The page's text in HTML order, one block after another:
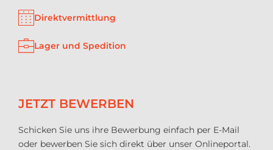
Direktvermittlung
Lager und Spedition
JETZT BEWERBEN
Schicken Sie uns ihre Bewerbung einfach per E-Mail
oder bewerben Sie sich direkt über unser Onlineportal.